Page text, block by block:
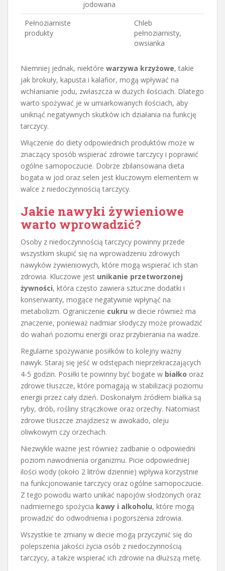
jodowana
Pełnoziarniste
produkty
Chleb
pełnoziarnisty,
owsianka
Niemniej jednak, niektóre warzywa krzyżowe, takie
jak brokuły, kapusta i kalafior, mogą wpływać na
wchłanianie jodu, zwłaszcza w dużych ilościach. Dlatego
warto spożywać je w umiarkowanych ilościach, aby
uniknąć negatywnych skutków ich działania na funkcję
tarczycy.
Włączenie do diety odpowiednich produktów może w
znaczący sposób wspierać zdrowie tarczycy i poprawić
ogólne samopoczucie. Dobrze zbilansowana dieta
bogata w jod oraz selen jest kluczowym elementem w
walce z niedoczynnością tarczycy.
Jakie nawyki żywieniowe
warto wprowadzić?
Osoby z niedoczynnością tarczycy powinny przede
wszystkim skupić się na wprowadzeniu zdrowych
nawyków żywieniowych, które mogą wspierać ich stan
zdrowia. Kluczowe jest unikanie przetworzonej
żywności, która często zawiera sztuczne dodatki i
konserwanty, mogące negatywnie wpłynąć na
metabolizm. Ograniczenie cukru w diecie również ma
znaczenie, ponieważ nadmiar słodyczy może prowadzić
do wahań poziomu energii oraz przybierania na wadze.
Regularne spożywanie posiłków to kolejny ważny
nawyk. Staraj się jeść w odstępach nieprzekraczających
4-5 godzin. Posiłki te powinny być bogate w białko oraz
zdrowe tłuszcze, które pomagają w stabilizacji poziomu
energii przez cały dzień. Doskonałym źródłem białka są
ryby, drób, rośliny strączkowe oraz orzechy. Natomiast
zdrowe tłuszcze znajdziesz w awokado, oleju
oliwkowym czy orzechach.
Niezwykle ważne jest również zadbanie o odpowiedni
poziom nawodnienia organizmu. Picie odpowiedniej
ilości wody (około 2 litrów dziennie) wpływa korzystnie
na funkcjonowanie tarczycy oraz ogólne samopoczucie.
Z tego powodu warto unikać napojów słodzonych oraz
nadmiernego spożycia kawy i alkoholu, które mogą
prowadzić do odwodnienia i pogorszenia zdrowia.
Wszystkie te zmiany w diecie mogą przyczynić się do
polepszenia jakości życia osób z niedoczynnością
tarczycy, a także wspierać ich zdrowie na dłuższą metę.